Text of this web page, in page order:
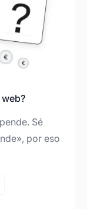
Sé
por eso